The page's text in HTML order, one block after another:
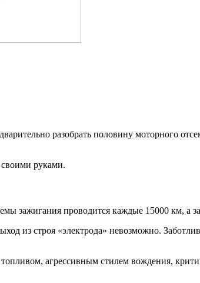
разобрать половину моторного
своими руками.
зажигания проводится каждые 15000 км, а
из строя «электрода» невозможно.
агрессивным стилем вождения,